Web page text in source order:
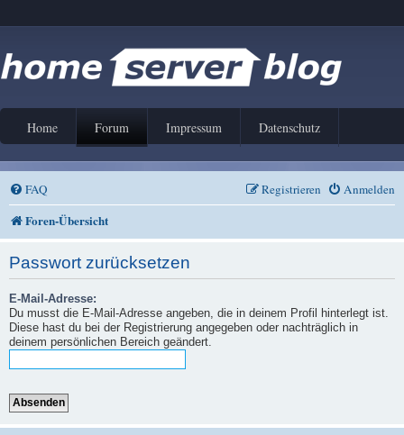
Home Forum Impressum Datenschutz
FAQ Anmelden
Registrieren
Foren-Übersicht
Passwort zurücksetzen
E-Mail-Adresse:
Du musst die E-Mail-Adresse angeben, die in deinem Profil hinterlegt ist.
Diese hast du bei der Registrierung angegeben oder nachträglich in
deinem persönlichen Bereich geändert.